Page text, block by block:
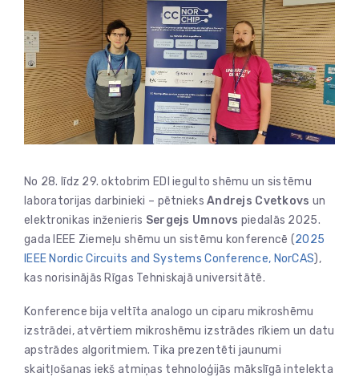
No 28. līdz 29. oktobrim EDI iegulto shēmu un sistēmu
laboratorijas darbinieki – pētnieksAndrejs Cvetkovs un
elektronikas inženieris Sergejs Umnovs piedalās 2025.
gada IEEE Ziemeļu shēmu un sistēmu konferencē (2025
IEEE Nordic Circuits and Systems Conference, NorCAS),
kas norisinājās Rīgas Tehniskajā universitātē.
Konference bija veltīta analogo un ciparu mikroshēmu
izstrādei, atvērtiem mikroshēmu izstrādes rīkiem un datu
apstrādes algoritmiem. Tika prezentēti jaunumi
skaitļošanas iekš atmiņas tehnoloģijās mākslīgā intelekta